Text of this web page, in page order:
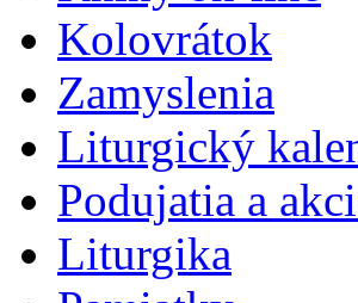
Kolovrátok
Zamyslenia
Liturgický
Podujatia a
Liturgika